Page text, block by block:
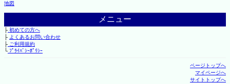
地図
メニュー
├初めての方へ
├ よくあるお問い合わせ
├ご利用規約
└ﾌﾟﾗｲﾊﾞｼｰﾎﾟﾘｼｰ
ページトップへ
マイページへ
サイトトップへ